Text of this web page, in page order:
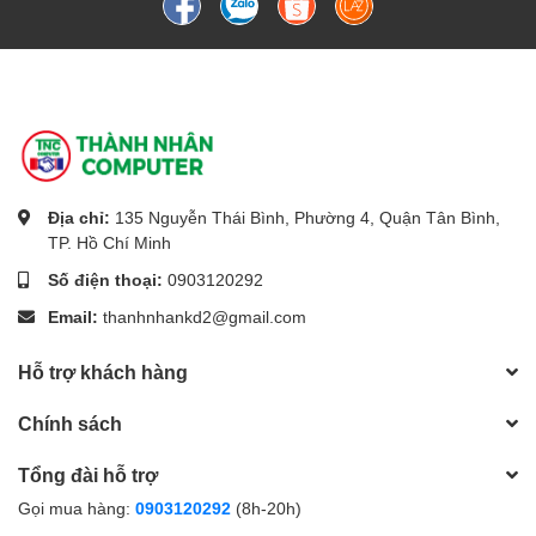
Địa chỉ: 135 Nguyễn Thái Bình, Phường 4, Quận Tân Bình,
TP. Hồ Chí Minh
Số điện thoại: 0903120292
Email: thanhnhankd2@gmail.com
Hỗ trợ khách hàng
Chính sách
Tổng đài hỗ trợ
Gọi mua hàng: 0903120292 (8h-20h)